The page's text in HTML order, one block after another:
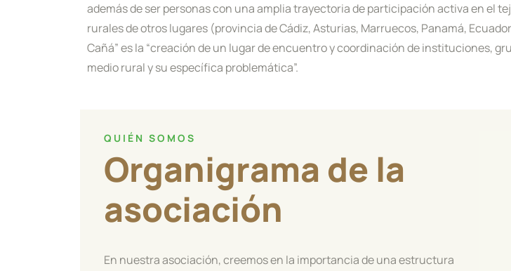
además de ser personas con una amplia trayectoria de participación activa en el
rurales de otros lugares (provincia de Cádiz, Asturias, Marruecos, Panamá,
Cañá” es la “creación de un lugar de encuentro y coordinación de instituciones,
medio rural y su específica problemática”.
QUIÉN SOMOS
Organigrama de la
asociación
En nuestra asociación, creemos en la importancia de una estructura